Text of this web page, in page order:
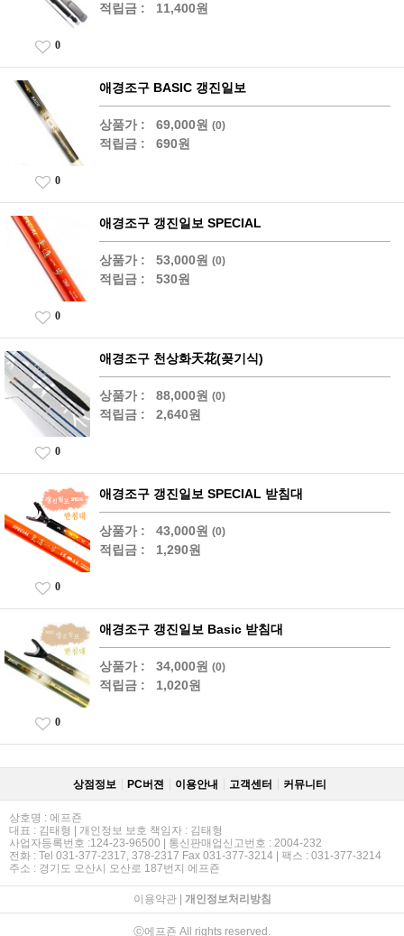
적립금 : 11,400원
0
애경조구 BASIC 갱진일보
상품가 : 69,000원 (0)
적립금 : 690원
0
애경조구 갱진일보 SPECIAL
상품가 : 53,000원 (0)
적립금 : 530원
0
애경조구 천상화天花(꽂기식)
상품가 : 88,000원 (0)
적립금 : 2,640원
0
애경조구 갱진일보 SPECIAL 받침대
상품가 : 43,000원 (0)
적립금 : 1,290원
0
애경조구 갱진일보 Basic 받침대
상품가 : 34,000원 (0)
적립금 : 1,020원
0
상점정보 PC버젼 이용안내 고객센터 커뮤니티
상호명 : 에프죤
대표 : 김태형 | 개인정보 보호 책임자 : 김태형
사업자등록번호 :124-23-96500 | 통신판매업신고번호 : 2004-232
전화 : Tel 031-377-2317, 378-2317 Fax 031-377-3214 | 팩스 : 031-377-3214
주소 : 경기도 오산시 오산로 187번지 에프죤
이용약관| 개인정보처리방침
ⓒ에프죤 All rights reserved.